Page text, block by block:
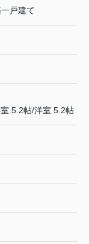
戸建て
5.2帖/洋室 5.2帖